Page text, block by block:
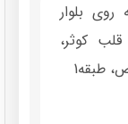
روی بلوار
کوثر،